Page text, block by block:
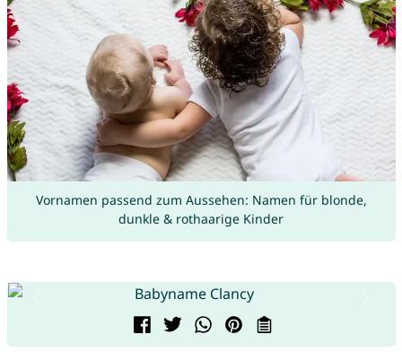
Vornamen passend zum Aussehen: Namen für blonde,
dunkle & rothaarige Kinder